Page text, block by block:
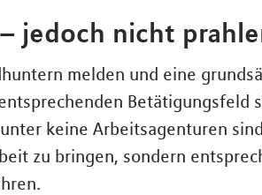
jedoch nicht
melden und eine
Betätigungsfeld
keine Arbeitsagenturen
zu bringen, sondern